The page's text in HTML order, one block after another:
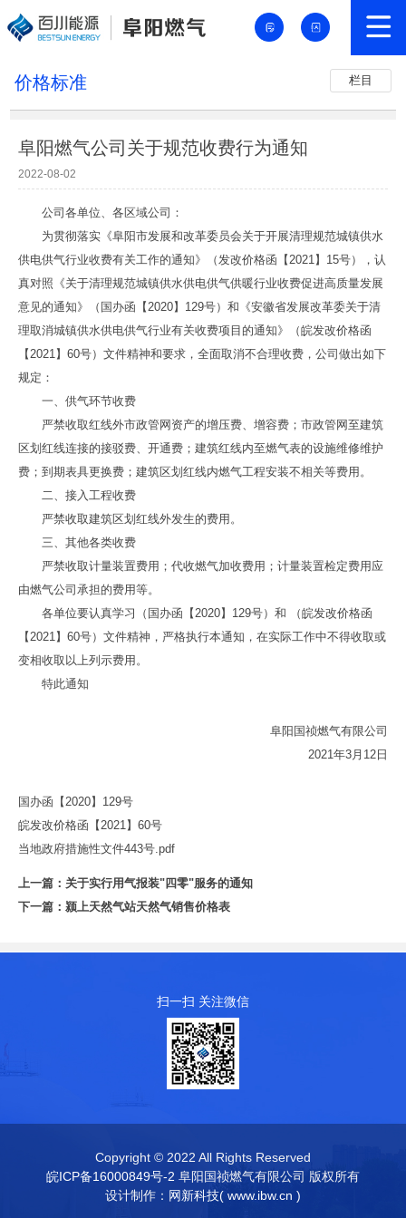
栏目
价格标准
阜阳燃气公司关于规范收费行为通知
2022-08-02
公司各单位、各区域公司：
为贯彻落实《阜阳市发展和改革委员会关于开展清理规范城镇供水
供电供气行业收费有关工作的通知》（发改价格函【2021】15号），认
真对照《关于清理规范城镇供水供电供气供暖行业收费促进高质量发展
意见的通知》（国办函【2020】129号）和《安徽省发展改革委关于清
理取消城镇供水供电供气行业有关收费项目的通知》（皖发改价格函
【2021】60号）文件精神和要求，全面取消不合理收费，公司做出如下
规定：
一、供气环节收费
严禁收取红线外市政管网资产的增压费、增容费；市政管网至建筑
区划红线连接的接驳费、开通费；建筑红线内至燃气表的设施维修维护
费；到期表具更换费；建筑区划红线内燃气工程安装不相关等费用。
二、接入工程收费
严禁收取建筑区划红线外发生的费用。
三、其他各类收费
严禁收取计量装置费用；代收燃气加收费用；计量装置检定费用应
由燃气公司承担的费用等。
各单位要认真学习（国办函【2020】129号）和 （皖发改价格函
【2021】60号）文件精神，严格执行本通知，在实际工作中不得收取或
变相收取以上列示费用。
特此通知
阜阳国祯燃气有限公司
2021年3月12日
国办函【2020】129号
皖发改价格函【2021】60号
当地政府措施性文件443号.pdf
上一篇： 关于实行用气报装"四零"服务的通知
下一篇： 颍上天然气站天然气销售价格表
扫一扫 关注微信
Copyright © 2022 All Rights Reserved
皖ICP备16000849号-2 阜阳国祯燃气有限公司 版权所有
设计制作： 网新科技( www.ibw.cn )